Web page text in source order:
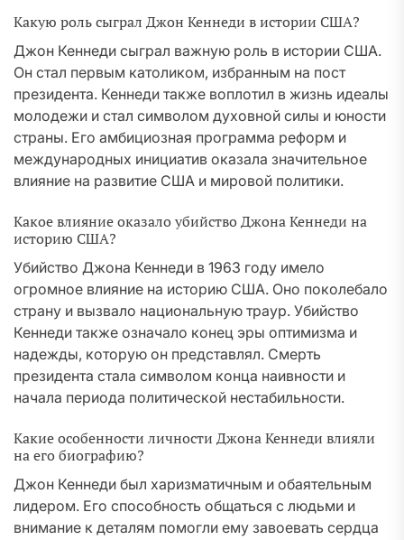
Какую роль сыграл Джон Кеннеди в истории США?
Джон Кеннеди сыграл важную роль в истории США.
Он стал первым католиком, избранным на пост
президента. Кеннеди также воплотил в жизнь идеалы
молодежи и стал символом духовной силы и юности
страны. Его амбициозная программа реформ и
международных инициатив оказала значительное
влияние на развитие США и мировой политики.
Какое влияние оказало убийство Джона Кеннеди на
историю США?
Убийство Джона Кеннеди в 1963 году имело
огромное влияние на историю США. Оно поколебало
страну и вызвало национальную траур. Убийство
Кеннеди также означало конец эры оптимизма и
надежды, которую он представлял. Смерть
президента стала символом конца наивности и
начала периода политической нестабильности.
Какие особенности личности Джона Кеннеди влияли
на его биографию?
Джон Кеннеди был харизматичным и обаятельным
лидером. Его способность общаться с людьми и
внимание к деталям помогли ему завоевать сердца